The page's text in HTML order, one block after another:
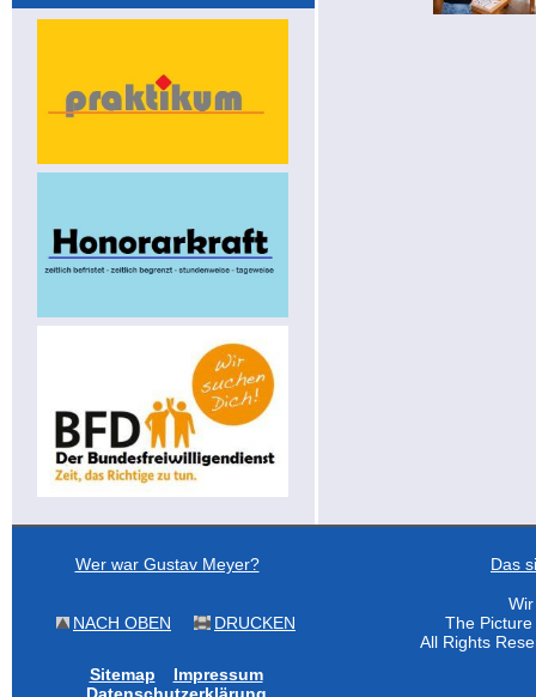
Wer war Gustav Meyer? Das
NACH OBEN DRUCKEN
The
All Rights
Sitemap
Impressum